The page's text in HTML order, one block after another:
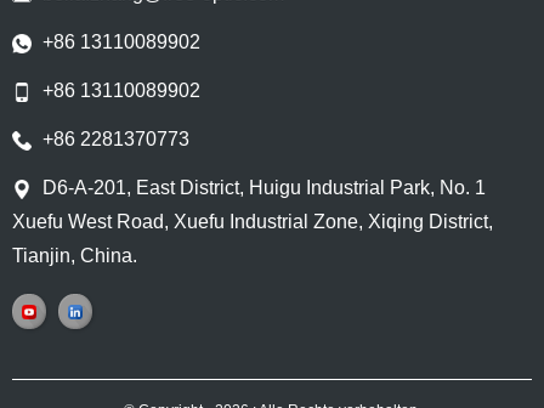
+86 13110089902
+86 13110089902
+86 2281370773
D6-A-201, East District, Huigu Industrial Park, No. 1
Xuefu West Road, Xuefu Industrial Zone, Xiqing District,
Tianjin, China.